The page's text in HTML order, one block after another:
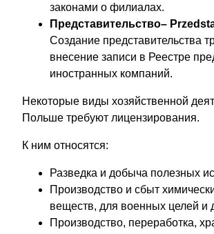
законами о филиалах.
Представительство–
Создание представительства
внесение записи в Реестре
иностранных компаний.
Некоторые виды хозяйственной
Польше требуют лицензирования.
К ним относятся:
Разведка и добыча полезных
Производство и сбыт
веществ, для военных целей и
Производство, переработка,